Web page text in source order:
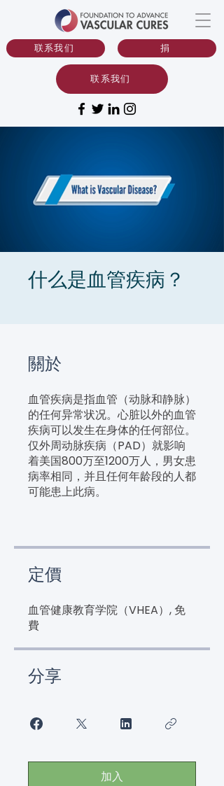
捐
联系我们
联系我们
什么是血管疾病？
關於
血管疾病是指血管（动脉和静脉）
的任何异常状况。心脏以外的血管
疾病可以发生在身体的任何部位。
仅外周动脉疾病（PAD）就影响
着美国800万至1200万人，男女患
病率相同，并且任何年龄段的人都
可能患上此病。
定價
血管健康教育学院（VHEA）, 免
費
分享
加入